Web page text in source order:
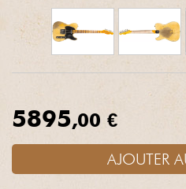
Sono
5895,00 €
AJOUTER